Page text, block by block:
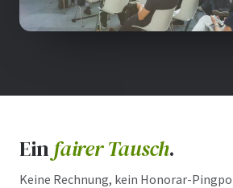
Einfairer Tausch.
Keine Rechnung, kein Honorar-